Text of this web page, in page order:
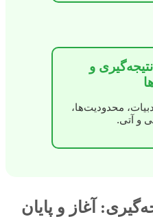
و
محدودیت‌ها،
و آتی.
آغاز و پایان